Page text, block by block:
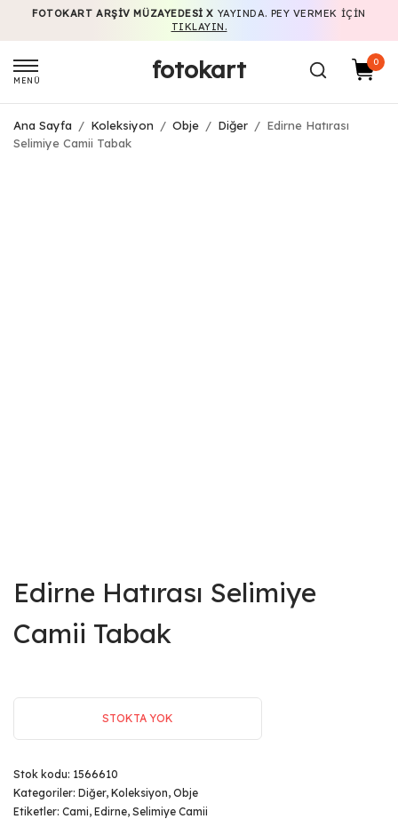
FOTOKART ARŞIV MÜZAYEDESI X YAYINDA. PEY VERMEK IÇIN
TIKLAYIN.
MENÜ fotokart 0
Ana Sayfa / Koleksiyon / Obje / Diğer / Edirne Hatırası
Selimiye Camii Tabak
Edirne Hatırası Selimiye
Camii Tabak
STOKTA YOK
Stok kodu: 1566610
Kategoriler: Diğer, Koleksiyon, Obje
Etiketler: Cami, Edirne, Selimiye Camii